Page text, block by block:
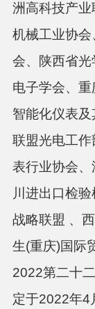
洲高科技产
机械工业协
会、陕西省
电子学会、
智能化仪表
联盟光电工
表行业协会
川进出口检
战略联盟 、
生(重庆)国际
2022第二十
定于2022年4